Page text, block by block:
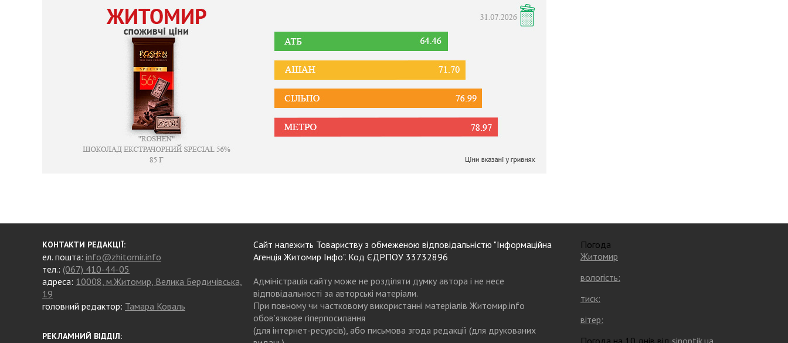
КОНТАКТИ РЕДАКЦІЇ:
ел. пошта: info@zhitomir.info
тел.: (067) 410-44-05
адреса: 10008, м.Житомир, Велика Бердичівська,
19
головний редактор: Тамара Коваль
РЕКЛАМНИЙ ВІДДІЛ:
Сайт належить Товариству з обмеженою відповідальністю "Інформаційна
Агенція Житомир Інфо". Код ЄДРПОУ 33732896
Адміністрація сайту може не розділяти думку автора і не несе
відповідальності за авторські матеріали.
При повному чи частковому використанні матеріалів Житомир.info
обов’язкове гіперпосилання
(для інтернет-ресурсів), або письмова згода редакції (для друкованих
Погода
Житомир
вологість:
тиск:
вітер:
Погода на 10 днів від sinoptik.ua